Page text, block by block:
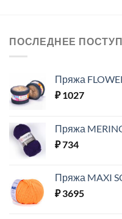
ПОСЛЕДНЕЕ
Пряжа
₽1027
Пряжа
₽734
Пряжа MAXI
₽3695